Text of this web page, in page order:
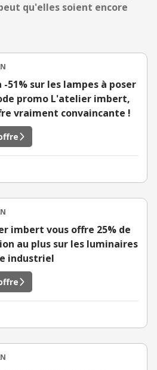
qu'elles soient encore
-51% sur les lampes à poser
promo L'atelier imbert,
vraiment convaincante !
imbert vous offre 25% de
au plus sur les luminaires
industriel